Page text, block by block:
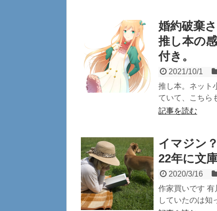
婚約破棄
推し本の
付き。
2021/10/1
推し本。ネット
ていて、こちら
記事を読む
イマジン
22年に文
2020/3/16
作家買いです
していたのは知